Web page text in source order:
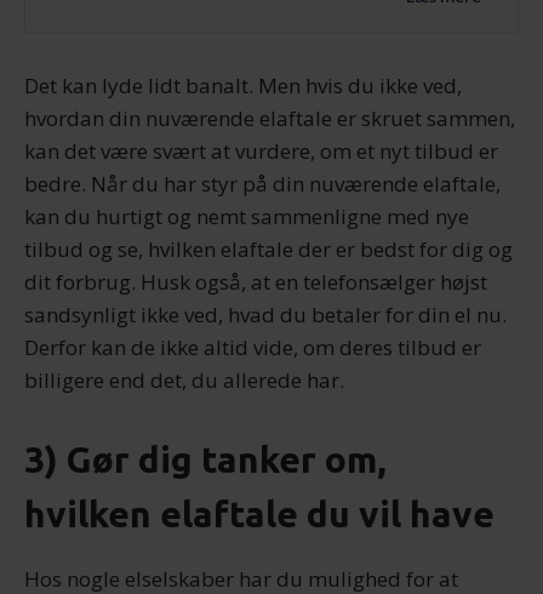
Det kan lyde lidt banalt. Men hvis du ikke ved,
hvordan din nuværende elaftale er skruet sammen,
kan det være svært at vurdere, om et nyt tilbud er
bedre. Når du har styr på din nuværende elaftale,
kan du hurtigt og nemt sammenligne med nye
tilbud og se, hvilken elaftale der er bedst for dig og
dit forbrug. Husk også, at en telefonsælger højst
sandsynligt ikke ved, hvad du betaler for din el nu.
Derfor kan de ikke altid vide, om deres tilbud er
billigere end det, du allerede har.
3) Gør dig tanker om,
hvilken elaftale du vil have
Hos nogle elselskaber har du mulighed for at